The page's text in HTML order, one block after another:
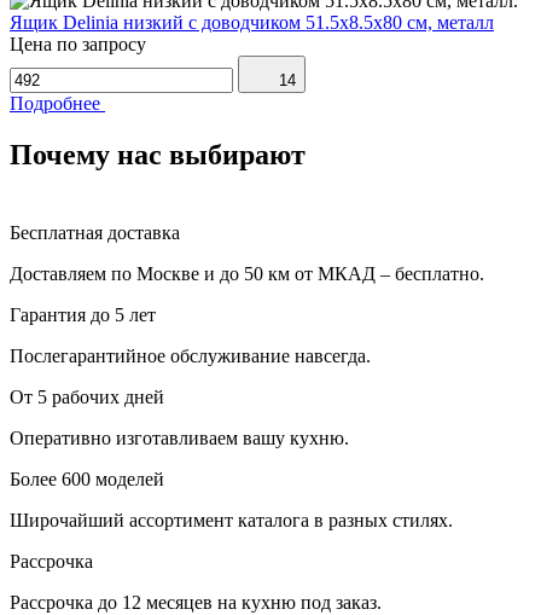
Ящик Delinia низкий с доводчиком 51.5х8.5х80 см, металл
Цена по запросу
14
Подробнее
Почему нас выбирают
Бесплатная доставка
Доставляем по Москве и до 50 км от МКАД – бесплатно.
Гарантия до 5 лет
Послегарантийное обслуживание навсегда.
От 5 рабочих дней
Оперативно изготавливаем вашу кухню.
Более 600 моделей
Широчайший ассортимент каталога в разных стилях.
Рассрочка
Рассрочка до 12 месяцев на кухню под заказ.